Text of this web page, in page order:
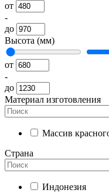
от
-
до
Высота (мм)
от
-
до
Материал изготовления
Массив
Страна
Индонезия